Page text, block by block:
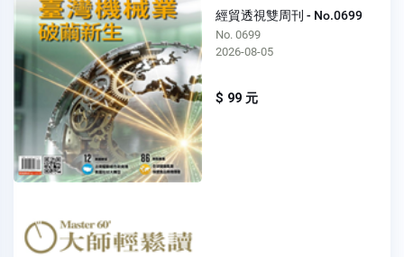
經貿透視雙周刊 - No.0699
No. 0699
2026-08-05
$ 99 元